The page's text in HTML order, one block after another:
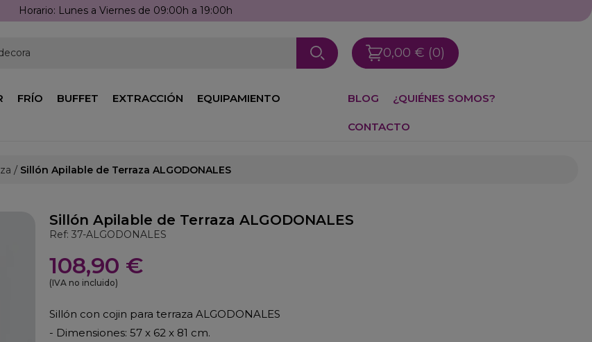
Horario: Lunes a Viernes de 09:00h a 19:00h
0,00 € (0)
FRÍO BUFFET EXTRACCIÓN EQUIPAMIENTO BLOG ¿QUIÉNES SOMOS?
CONTACTO
Sillón Apilable de Terraza ALGODONALES
Sillón Apilable de Terraza ALGODONALES
Ref: 37-ALGODONALES
108,90 €
(IVA no incluido)
Sillón con cojin para terraza ALGODONALES
- Dimensiones: 57 x 62 x 81 cm.